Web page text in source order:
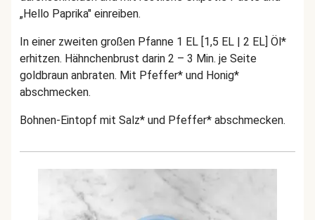
„Hello Paprika" einreiben.
In einer zweiten großen Pfanne 1 EL [1,5 EL | 2 EL] Öl*
erhitzen. Hähnchenbrust darin 2 – 3 Min. je Seite
goldbraun anbraten. Mit Pfeffer* und Honig*
abschmecken.
Bohnen-Eintopf mit Salz* und Pfeffer* abschmecken.